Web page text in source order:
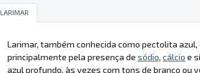
LARIMAR
Larimar, também conhecida como pectolita
principalmente pela presença de sódio, cálcio e
azul profundo, às vezes com tons de branco ou